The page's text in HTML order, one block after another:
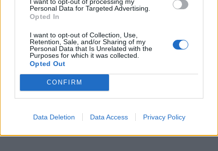
Personal Data for Targeted Advertising.
Opted In
I want to opt-out of Collection, Use,
Retention, Sale, and/or Sharing of my
Personal Data that Is Unrelated with the
Purposes for which it was collected.
Opted Out
CONFIRM
Data Deletion Data Access Privacy Policy